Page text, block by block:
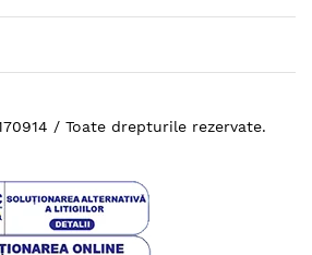
/ Toate drepturile rezervate.